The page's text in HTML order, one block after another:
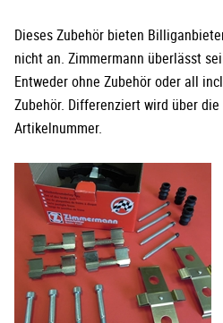
Dieses Zubehör bieten
nicht an. Zimmermann überlässt
Entweder ohne Zubehör oder all
Zubehör. Differenziert wird über
Artikelnummer.